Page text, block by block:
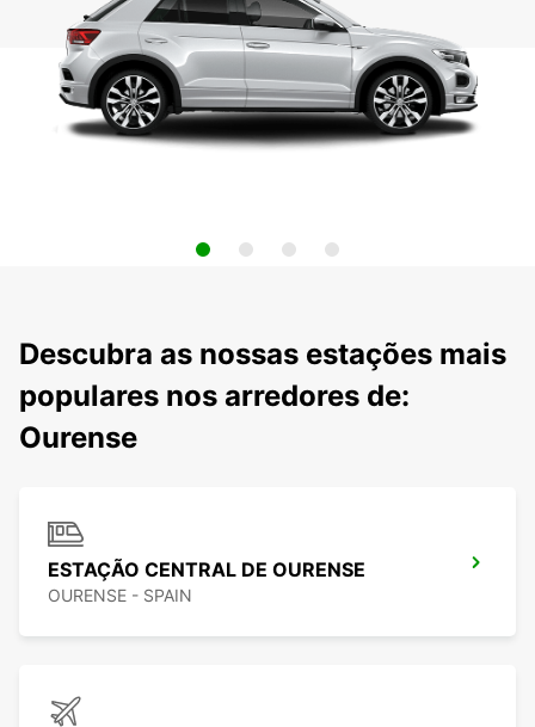
Descubra as nossas estações mais
populares nos arredores de:
Ourense
ESTAÇÃO CENTRAL DE OURENSE
OURENSE - SPAIN